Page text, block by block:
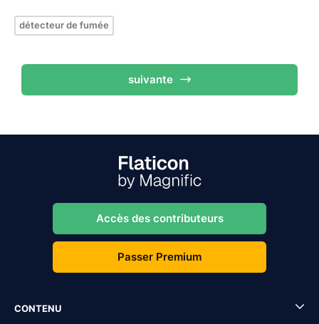
détecteur de fumée
suivante
Accès des contributeurs
Passer Premium
CONTENU